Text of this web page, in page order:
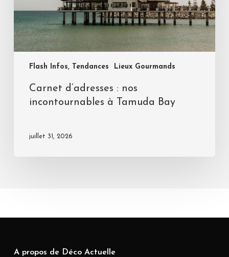
Flash Infos, Tendances Lieux Gourmands
Carnet d’adresses : nos
incontournables à Tamuda Bay
juillet 31, 2026
A propos de Déco Actuelle